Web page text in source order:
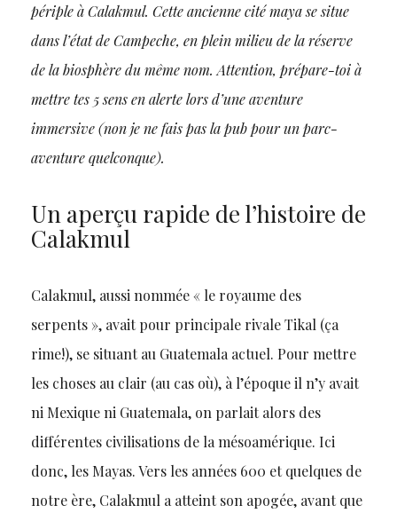
périple à Calakmul. Cette ancienne cité maya se situe
dans l’état de Campeche, en plein milieu de la réserve
de la biosphère du même nom. Attention, prépare-toi à
mettre tes 5 sens en alerte lors d’une aventure
immersive (non je ne fais pas la pub pour un parc-
aventure quelconque).
Un aperçu rapide de l’histoire de
Calakmul
Calakmul, aussi nommée « le royaume des
serpents », avait pour principale rivale Tikal (ça
rime!), se situant au Guatemala actuel. Pour mettre
les choses au clair (au cas où), à l’époque il n’y avait
ni Mexique ni Guatemala, on parlait alors des
différentes civilisations de la mésoamérique. Ici
donc, les Mayas. Vers les années 600 et quelques de
notre ère, Calakmul a atteint son apogée, avant que